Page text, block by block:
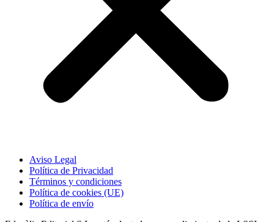
Aviso Legal
Política de Privacidad
Términos y condiciones
Política de cookies (UE)
Política de envío